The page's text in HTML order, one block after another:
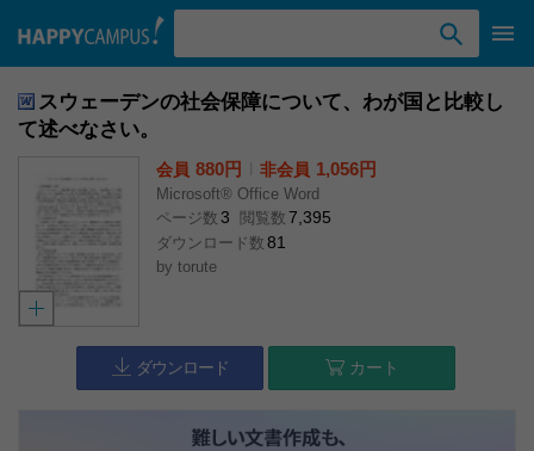
スウェーデンの社会保障について、わが国と比較し
て述べなさい。
会員 880円 非会員 1,056円
Microsoft® Office Word
ページ数 3 閲覧数 7,395
ダウンロード数 81
by torute
ダウンロード カート